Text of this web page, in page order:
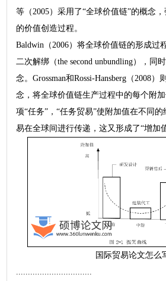
等（2005）采用了“全球价值链”的概念
的价值创造过程。
Baldwin（2006）将全球价值链的形成过
二次解绑（the second unbundling），同
念。Grossman和Rossi-Hansberg（2008
念，将全球价值链生产过程中的每个附
项“任务”，“任务贸易”使附加值在不同
易在全球间进行传递，这又形成了“增加
国际贸易论文怎么
................................